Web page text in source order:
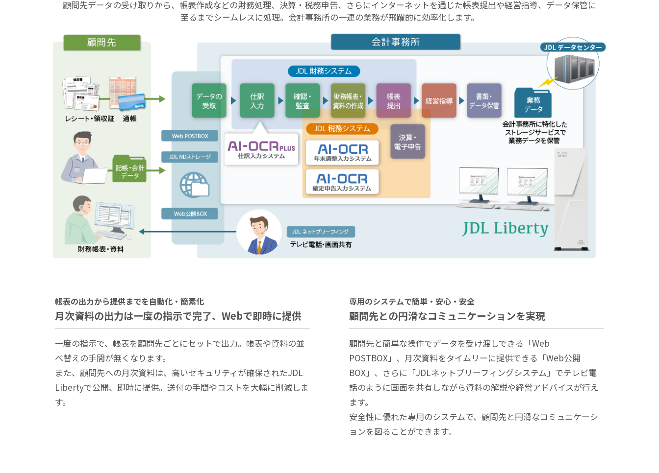
顧問先データの受け取りから、帳表作成などの財務処理、決算・税務申告、さらにインターネットを通じた帳表提出や経営指導、データ保管に
至るまでシームレスに処理。会計事務所の一連の業務が飛躍的に効率化します。
帳表の出⼒から提供までを⾃動化・簡素化
月次資料の出力は一度の指示で完了、Webで即時に提供
一度の指示で、帳表を顧問先ごとにセットで出力。帳表や資料の並
べ替えの手間が無くなります。
また、顧問先への月次資料は、高いセキュリティが確保されたJDL
Libertyで公開、即時に提供。送付の手間やコストを大幅に削減しま
す。
専⽤のシステムで簡単・安⼼・安全
顧問先との円滑なコミュニケーションを実現
顧問先と簡単な操作でデータを受け渡しできる「Web
POSTBOX」、月次資料をタイムリーに提供できる「Web公開
BOX」、さらに「JDLネットブリーフィングシステム」でテレビ電
話のように画面を共有しながら資料の解説や経営アドバイスが行え
ます。
安全性に優れた専用のシステムで、顧問先と円滑なコミュニケーシ
ョンを図ることができます。